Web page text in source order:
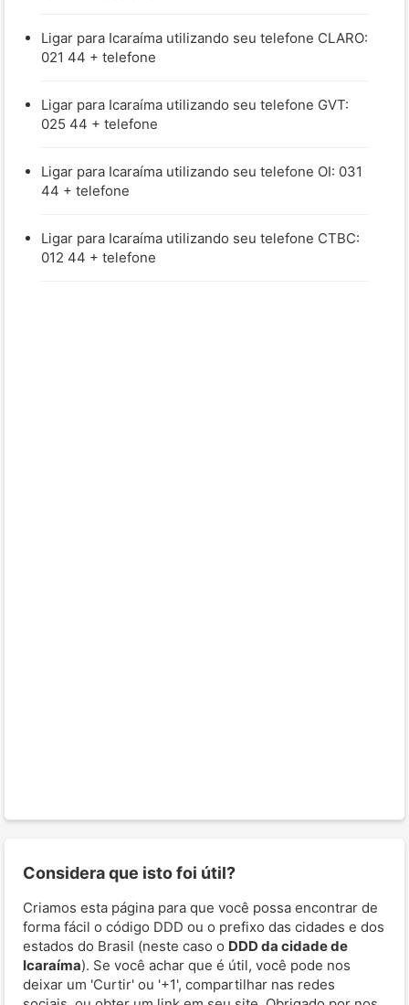
Ligar para Icaraíma utilizando seu telefone CLARO:
021 44 + telefone
Ligar para Icaraíma utilizando seu telefone GVT:
025 44 + telefone
Ligar para Icaraíma utilizando seu telefone OI: 031
44 + telefone
Ligar para Icaraíma utilizando seu telefone CTBC:
012 44 + telefone
Considera que isto foi útil?
Criamos esta página para que você possa encontrar de
forma fácil o código DDD ou o prefixo das cidades e dos
estados do Brasil (neste caso o DDD da cidade de
Icaraíma). Se você achar que é útil, você pode nos
deixar um 'Curtir' ou '+1', compartilhar nas redes